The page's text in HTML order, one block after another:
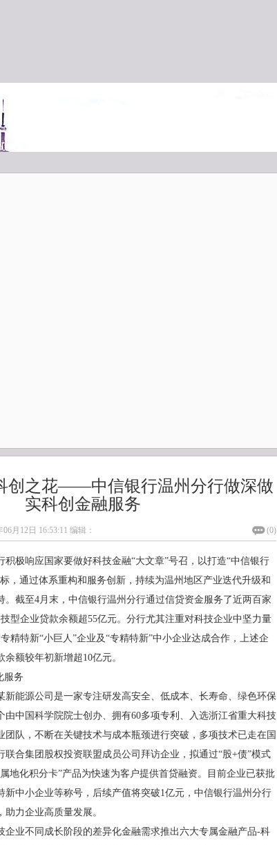
创之花——中信银行温州分行做深做
实科创金融服务
06月12日 16:53:11 编辑： (0)
积极响应国家要做好科技金融“大文章”号召，以打造“中信银行
，通过体系重构和服务创新，持续为温州地区产业迭代升级和
。截至4月末，中信银行温州分行通过信贷资金服务了近两百家
型企业贷款余额超55亿元。分行尤其注重对科技企业中坚力量
精特新“小巨人”企业及“专精特新”中小企业达成合作，上述企
额较年初新增超10亿元。
服务
新能源公司是一家专注研发高安全、低成本、长寿命、绿色环保
由中国科学院院士创办、拥有60多项专利、入选浙江省重大科技
团队，不断在关键技术与成本瓶颈进行突破，多项技术已走在国
联合集团股权投资联盟成员公司拜访企业，拟通过“股+债”模式
地化积分卡”产品为快速为客户提供首贷融资。目前企业已获批
新中小企业等称号，后续产值将突破1亿元，中信银行温州分行
力企业高质量发展。
企业不同成长阶段的差异化金融需求推出六大专属金融产品-科